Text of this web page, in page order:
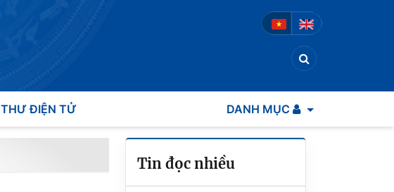
THƯ ĐIỆN TỬ DANH MỤC
Tin đọc nhiều